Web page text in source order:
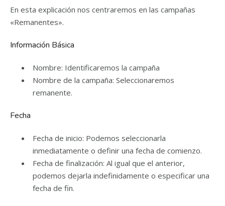
En esta explicación nos centraremos en las campañas
«Remanentes».
Información Básica
Nombre: Identificaremos la campaña
Nombre de la campaña: Seleccionaremos
remanente.
Fecha
Fecha de inicio: Podemos seleccionarla
inmediatamente o definir una fecha de comienzo.
Fecha de finalización: Al igual que el anterior,
podemos dejarla indefinidamente o especificar una
fecha de fin.